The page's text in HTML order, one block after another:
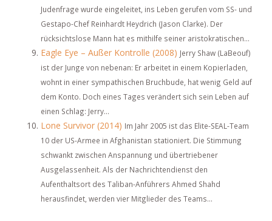
Judenfrage wurde eingeleitet, ins Leben gerufen vom SS- und
Gestapo-Chef Reinhardt Heydrich (Jason Clarke). Der
rücksichtslose Mann hat es mithilfe seiner aristokratischen...
Eagle Eye – Außer Kontrolle (2008) Jerry Shaw (LaBeouf)
ist der Junge von nebenan: Er arbeitet in einem Kopierladen,
wohnt in einer sympathischen Bruchbude, hat wenig Geld auf
dem Konto. Doch eines Tages verändert sich sein Leben auf
einen Schlag: Jerry...
Lone Survivor (2014) Im Jahr 2005 ist das Elite-SEAL-Team
10 der US-Armee in Afghanistan stationiert. Die Stimmung
schwankt zwischen Anspannung und übertriebener
Ausgelassenheit. Als der Nachrichtendienst den
Aufenthaltsort des Taliban-Anführers Ahmed Shahd
herausfindet, werden vier Mitglieder des Teams...